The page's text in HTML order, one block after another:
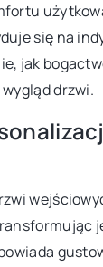
się na
jak
drzwi.